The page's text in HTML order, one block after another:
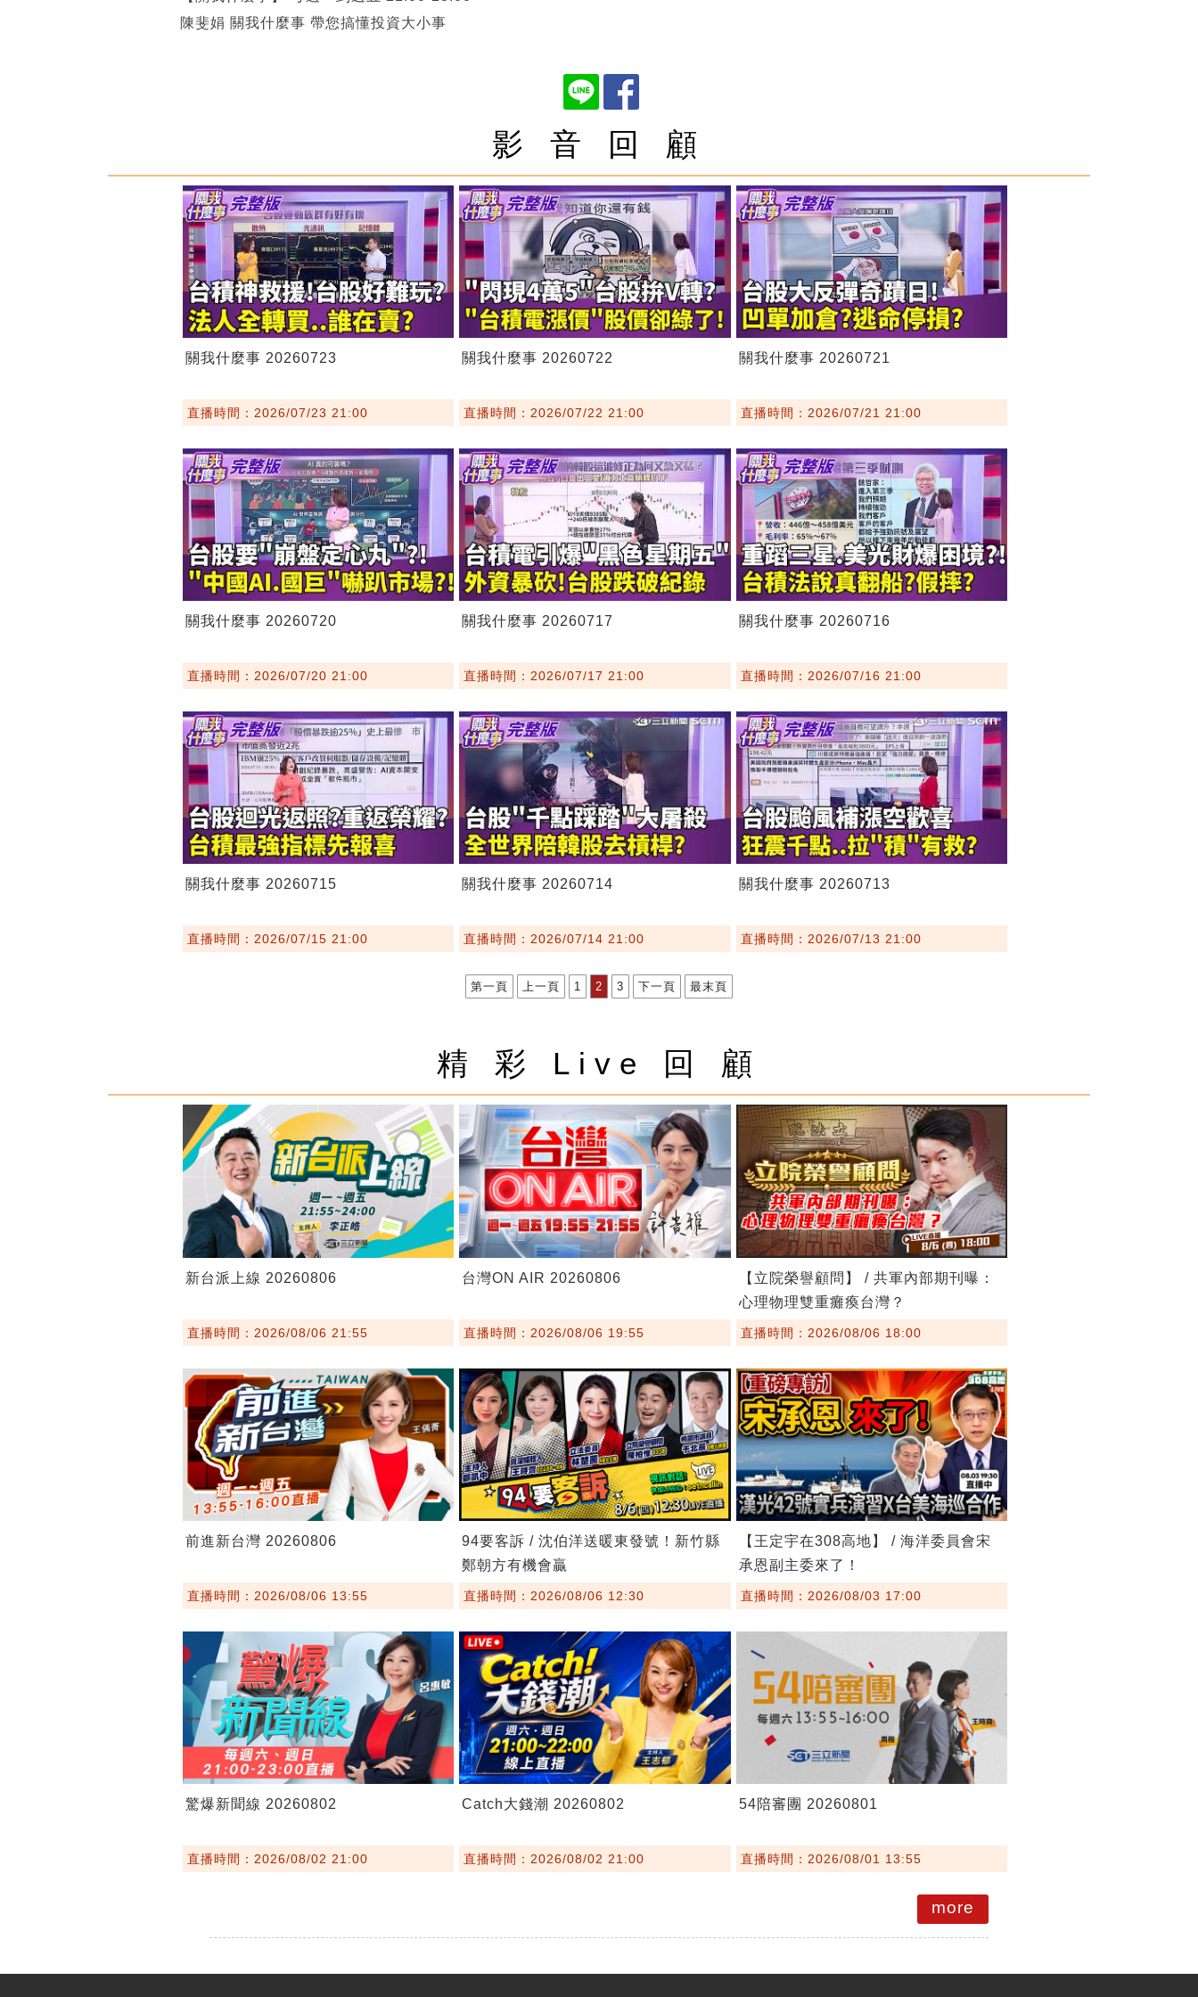
陳斐娟 關我什麼事 帶您搞懂投資大小事
影 音 回 顧
關我什麼事 20260723
直播時間：2026/07/23 21:00
關我什麼事 20260722
直播時間：2026/07/22 21:00
關我什麼事 20260721
直播時間：2026/07/21 21:00
關我什麼事 20260720
直播時間：2026/07/20 21:00
關我什麼事 20260717
直播時間：2026/07/17 21:00
關我什麼事 20260716
直播時間：2026/07/16 21:00
關我什麼事 20260715
直播時間：2026/07/15 21:00
關我什麼事 20260714
直播時間：2026/07/14 21:00
關我什麼事 20260713
直播時間：2026/07/13 21:00
第一頁 上一頁 1 2 3 下一頁 最末頁
精 彩 Live 回 顧
新台派上線 20260806
直播時間：2026/08/06 21:55
台灣ON AIR 20260806
直播時間：2026/08/06 19:55
【立院榮譽顧問】 / 共軍內部期刊曝：
心理物理雙重癱瘓台灣？
直播時間：2026/08/06 18:00
前進新台灣 20260806
直播時間：2026/08/06 13:55
94要客訴 / 沈伯洋送暖東發號！新竹縣
鄭朝方有機會贏
直播時間：2026/08/06 12:30
【王定宇在308高地】 / 海洋委員會宋
承恩副主委來了！
直播時間：2026/08/03 17:00
驚爆新聞線 20260802
直播時間：2026/08/02 21:00
Catch大錢潮 20260802
直播時間：2026/08/02 21:00
54陪審團 20260801
直播時間：2026/08/01 13:55
more